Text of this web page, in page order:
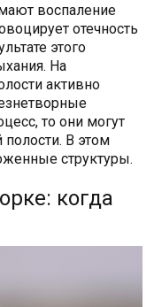
воспаление
отечность
этого
На
активно
то они могут
полости. В этом
структуры.
когда